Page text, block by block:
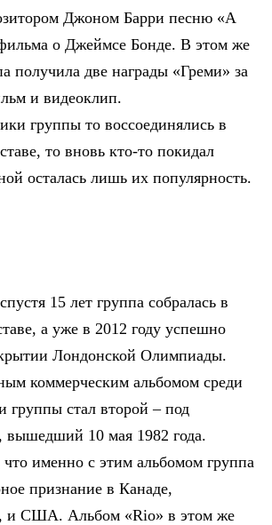
Джоном Барри песню «A
о Джеймсе Бонде. В этом же
получила две награды «Греми» за
и видеоклип.
группы то воссоединялись в
то вновь кто-то покидал
осталась лишь их популярность.
15 лет группа собралась в
а уже в 2012 году успешно
Лондонской Олимпиады.
коммерческим альбомом среди
группы стал второй – под
вышедший 10 мая 1982 года.
именно с этим альбомом группа
признание в Канаде,
и США. Альбом «Rio» в этом же